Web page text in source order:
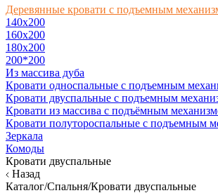
Деревянные кровати с подъемным
140x200
160х200
180х200
200*200
Из массива дуба
Кровати односпальные с подъемным
Кровати двуспальные с подъемным
Кровати из массива с подъёмным
Кровати полутороспальные с подъемным
Зеркала
Комоды
Кровати двуспальные
Назад
Каталог/Спальня/Кровати двуспальные